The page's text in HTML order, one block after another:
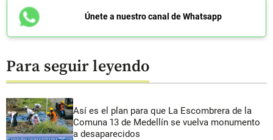
Únete a nuestro canal de Whatsapp
Para seguir leyendo
Así es el plan para que La Escombrera de la
Comuna 13 de Medellín se vuelva monumento
a desaparecidos